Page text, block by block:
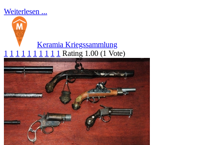
Weiterlesen ...
Keramia Kriegssammlung
1 1 1 1 1 1 1 1 1 1 Rating 1.00 (1 Vote)